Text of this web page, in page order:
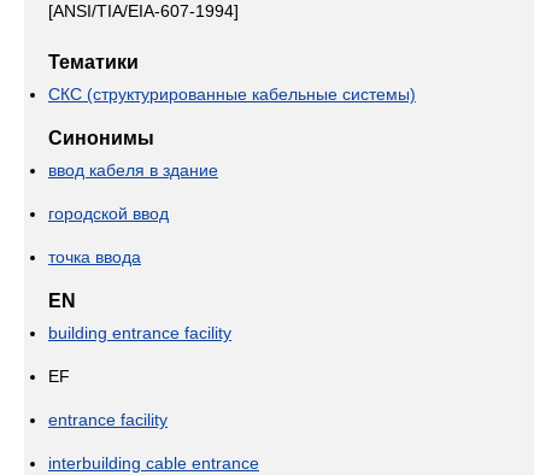
[ANSI/TIA/EIA-607-1994]
Тематики
СКС (структурированные кабельные системы)
Синонимы
ввод кабеля в здание
городской ввод
точка ввода
EN
building entrance facility
EF
entrance facility
interbuilding cable entrance